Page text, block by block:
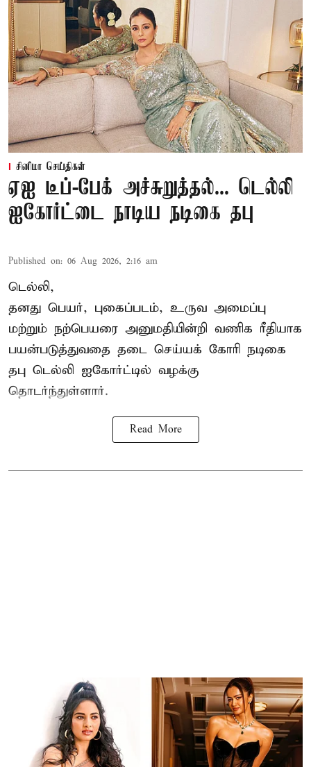
சினிமா செய்திகள்
ஏஐ டீப்-பேக் அச்சுறுத்தல்... டெல்லி
ஐகோர்ட்டை நாடிய நடிகை தபு
Published on: 06 Aug 2026, 2:16 am
டெல்லி,
தனது பெயர், புகைப்படம், உருவ அமைப்பு
மற்றும் நற்பெயரை அனுமதியின்றி வணிக ரீதியாக
பயன்படுத்துவதை தடை செய்யக் கோரி நடிகை
தபு டெல்லி ஐகோர்ட்டில் வழக்கு
தொடர்ந்துள்ளார்.
Read More